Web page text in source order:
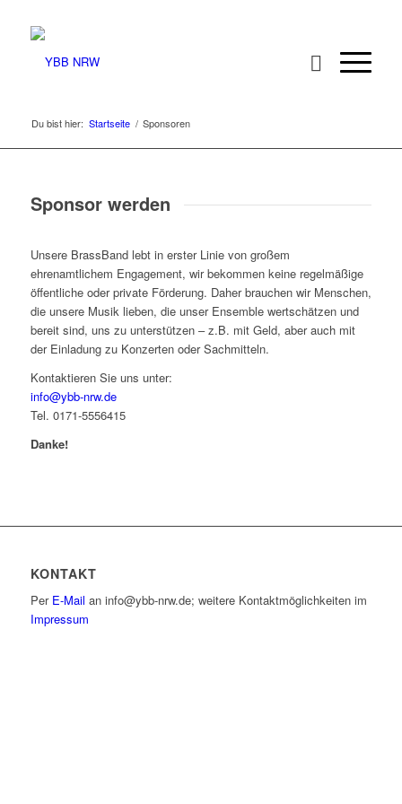
Du bist hier: Startseite / Sponsoren
Sponsor werden
Unsere BrassBand lebt in erster Linie von großem
ehrenamtlichem Engagement, wir bekommen keine regelmäßige
öffentliche oder private Förderung. Daher brauchen wir Menschen,
die unsere Musik lieben, die unser Ensemble wertschätzen und
bereit sind, uns zu unterstützen – z.B. mit Geld, aber auch mit
der Einladung zu Konzerten oder Sachmitteln.
Kontaktieren Sie uns unter:
info@ybb-nrw.de
Tel. 0171-5556415
Danke!
KONTAKT
Per E-Mail an info@ybb-nrw.de; weitere Kontaktmöglichkeiten im
Impressum